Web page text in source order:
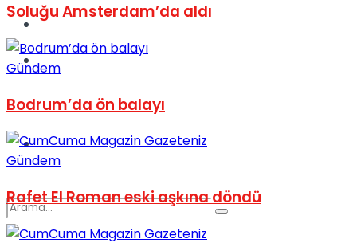
Kadınca
Dünya
Podcast
Soluğu Amsterdam’da aldı
Gündem
Bodrum’da ön balayı
Gündem
Rafet El Roman eski aşkına döndü